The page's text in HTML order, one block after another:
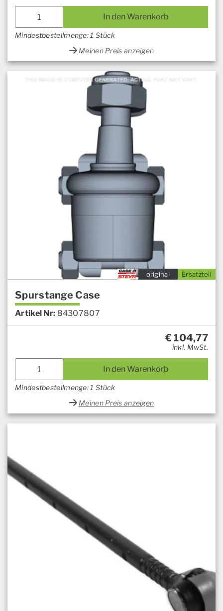
In den Warenkorb
Mindestbestellmenge: 1 Stück
Meinen Preis anzeigen
Ersatzteil
original
Spurstange Case
Artikel Nr: 84307807
€104,77
inkl. MwSt.
In den Warenkorb
Mindestbestellmenge: 1 Stück
Meinen Preis anzeigen